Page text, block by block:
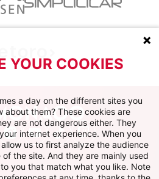
Instagram
YoutubeTikTokTwitch
YOUR COOKIES
a day on the different sites you
about them? These cookies are
are not dangerous either. They
internet experience. When you
us to first analyze the audience
the site. And they are mainly used
you that match what you like. Note